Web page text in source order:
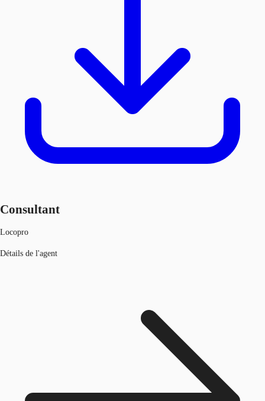
Consultant
Locopro
Détails de l'agent